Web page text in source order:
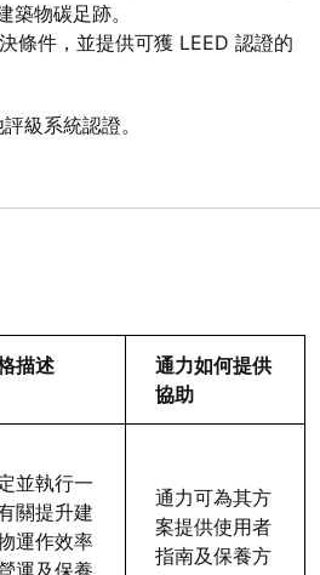
築物碳足跡。
條件，並提供可獲 LEED 認證的
級系統認證。
描述
通力如何提供
協助
並執行一
關提升建
運作效率
運及保養
通力可為其方
案提供使用者
指南及保養方